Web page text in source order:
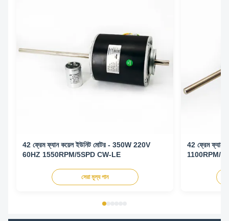
42 ফ্রেম ফ্যান কয়েল ইউনিট মোটর - 350W 220V
60HZ 1550RPM/5SPD CW-LE
সেরা মূল্য পান
42 ফ্রেম ফ্যান
1100RPM/